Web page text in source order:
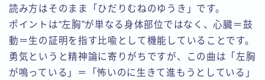
読み方はそのまま「ひだりむねのゆうき」です。
ポイントは“左胸”が単なる身体部位ではなく、心臓＝鼓
動＝生の証明を指す比喩として機能していることです。
勇気というと精神論に寄りがちですが、この曲は「左胸
が鳴っている」＝「怖いのに生きて進もうとしている」